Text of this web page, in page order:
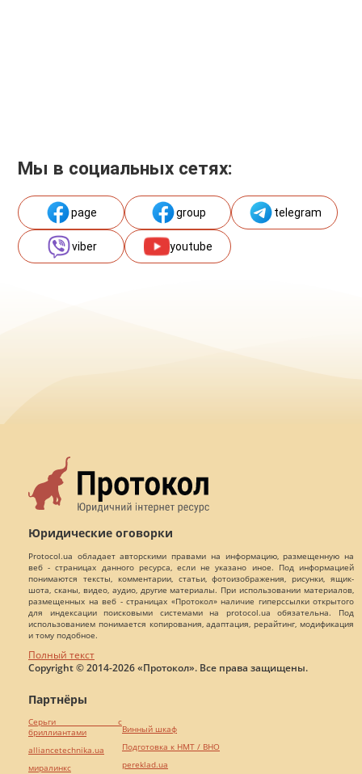
Мы в социальных сетях:
page group telegram
viber youtube
Юридические оговорки
Protocol.ua обладает авторскими правами на информацию, размещенную на
веб - страницах данного ресурса, если не указано иное. Под информацией
понимаются тексты, комментарии, статьи, фотоизображения, рисунки, ящик-
шота, сканы, видео, аудио, другие материалы. При использовании материалов,
размещенных на веб - страницах «Протокол» наличие гиперссылки открытого
для индексации поисковыми системами на protocol.ua обязательна. Под
использованием понимается копирования, адаптация, рерайтинг, модификация
и тому подобное.
Полный текст
Copyright © 2014-2026 «Протокол». Все права защищены.
Партнёры
Серьги с
бриллиантами
alliancetechnika.ua
миралинкс
Винный шкаф
Подготовка к НМТ / ВНО
pereklad.ua